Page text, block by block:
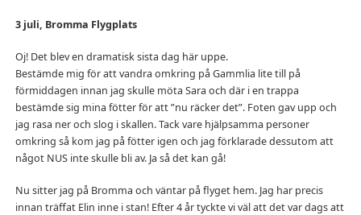
3 juli, Bromma Flygplats
Oj! Det blev en dramatisk sista dag här uppe.
Bestämde mig för att vandra omkring på Gammlia lite till på
förmiddagen innan jag skulle möta Sara och där i en trappa
bestämde sig mina fötter för att ”nu räcker det”. Foten gav upp och
jag rasa ner och slog i skallen. Tack vare hjälpsamma personer
omkring så kom jag på fötter igen och jag förklarade dessutom att
något NUS inte skulle bli av. Ja så det kan gå!
Nu sitter jag på Bromma och väntar på flyget hem. Jag har precis
innan träffat Elin inne i stan! Efter 4 år tyckte vi väl att det var dags att